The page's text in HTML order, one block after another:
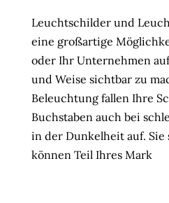
Leuchtschilder und
eine großartige
oder Ihr Unternehmen
und Weise sichtbar zu
Beleuchtung fallen Ihre
Buchstaben auch bei
in der Dunkelheit auf. Sie
können Teil Ihres Mark